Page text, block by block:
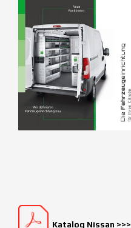
Katalog Nissan >>>